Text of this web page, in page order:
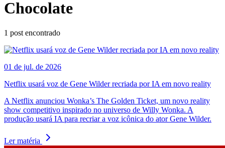
Chocolate
1 post encontrado
01 de jul. de 2026
Netflix usará voz de Gene Wilder recriada por IA em novo reality
A Netflix anunciou Wonka’s The Golden Ticket, um novo reality
show competitivo inspirado no universo de Willy Wonka. A
produção usará IA para recriar a voz icônica do ator Gene Wilder.
Ler matéria